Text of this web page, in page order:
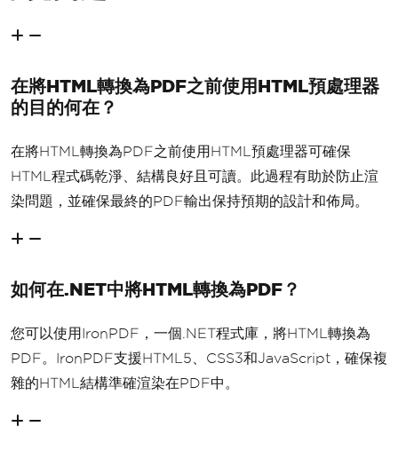
在將HTML轉換為PDF之前使用HTML預處理器
的目的何在？
在將HTML轉換為PDF之前使用HTML預處理器可確保
HTML程式碼乾淨、結構良好且可讀。此過程有助於防止渲
染問題，並確保最終的PDF輸出保持預期的設計和佈局。
如何在.NET中將HTML轉換為PDF？
您可以使用IronPDF，一個.NET程式庫，將HTML轉換為
PDF。IronPDF支援HTML5、CSS3和JavaScript，確保複
雜的HTML結構準確渲染在PDF中。